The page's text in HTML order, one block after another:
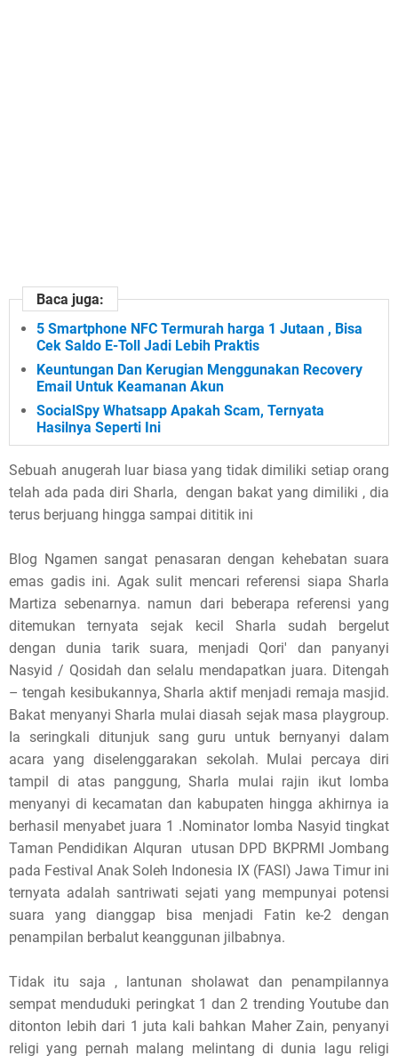
Baca juga:
5 Smartphone NFC Termurah harga 1 Jutaan , Bisa
Cek Saldo E-Toll Jadi Lebih Praktis
Keuntungan Dan Kerugian Menggunakan Recovery
Email Untuk Keamanan Akun
SocialSpy Whatsapp Apakah Scam, Ternyata
Hasilnya Seperti Ini
Sebuah anugerah luar biasa yang tidak dimiliki setiap orang
telah ada pada diri Sharla, dengan bakat yang dimiliki , dia
terus berjuang hingga sampai dititik ini
Blog Ngamen sangat penasaran dengan kehebatan suara
emas gadis ini. Agak sulit mencari referensi siapa Sharla
Martiza sebenarnya. namun dari beberapa referensi yang
ditemukan ternyata sejak kecil Sharla sudah bergelut
dengan dunia tarik suara, menjadi Qori' dan panyanyi
Nasyid / Qosidah dan selalu mendapatkan juara. Ditengah
– tengah kesibukannya, Sharla aktif menjadi remaja masjid.
Bakat menyanyi Sharla mulai diasah sejak masa playgroup.
Ia seringkali ditunjuk sang guru untuk bernyanyi dalam
acara yang diselenggarakan sekolah. Mulai percaya diri
tampil di atas panggung, Sharla mulai rajin ikut lomba
menyanyi di kecamatan dan kabupaten hingga akhirnya ia
berhasil menyabet juara 1 .Nominator lomba Nasyid tingkat
Taman Pendidikan Alquran utusan DPD BKPRMI Jombang
pada Festival Anak Soleh Indonesia IX (FASI) Jawa Timur ini
ternyata adalah santriwati sejati yang mempunyai potensi
suara yang dianggap bisa menjadi Fatin ke-2 dengan
penampilan berbalut keanggunan jilbabnya.
Tidak itu saja , lantunan sholawat dan penampilannya
sempat menduduki peringkat 1 dan 2 trending Youtube dan
ditonton lebih dari 1 juta kali bahkan Maher Zain, penyanyi
religi yang pernah malang melintang di dunia lagu religi